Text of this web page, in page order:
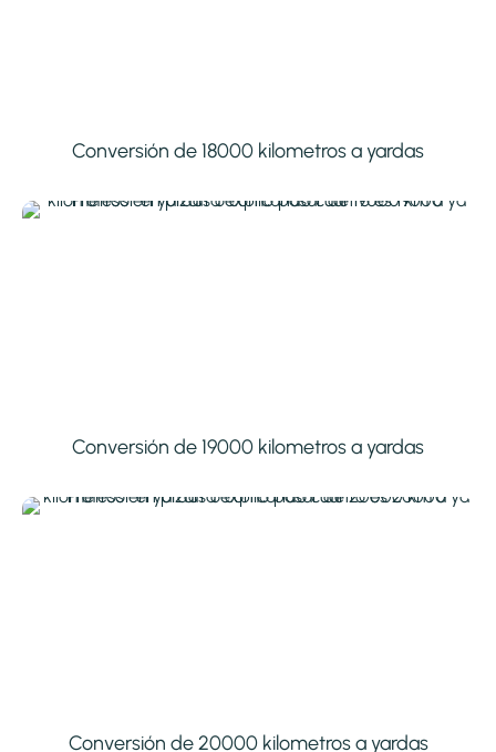
Conversión de 18000 kilometros a yardas
Conversión de 19000 kilometros a yardas
Conversión de 20000 kilometros a yardas